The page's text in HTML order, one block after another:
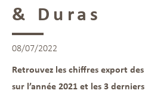
& Duras
08/07/2022
Retrouvez les chiffres export
sur l’année 2021 et les 3